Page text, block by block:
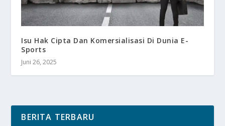
Isu Hak Cipta Dan Komersialisasi Di Dunia E-
Sports
Juni 26, 2025
BERITA TERBARU